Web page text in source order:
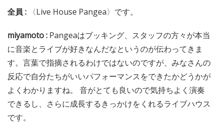
全員 : 〈Live House Pangea〉です。
miyamoto : Pangeaはブッキング、スタッフの方々が本当
に音楽とライブが好きなんだなというのが伝わってきま
す。言葉で指摘されるわけではないのですが、みなさんの
反応で自分たちがいいパフォーマンスをできたかどうかが
よくわかりますね。 音がとても良いので気持ちよく演奏
できるし、さらに成長するきっかけをくれるライブハウス
です。